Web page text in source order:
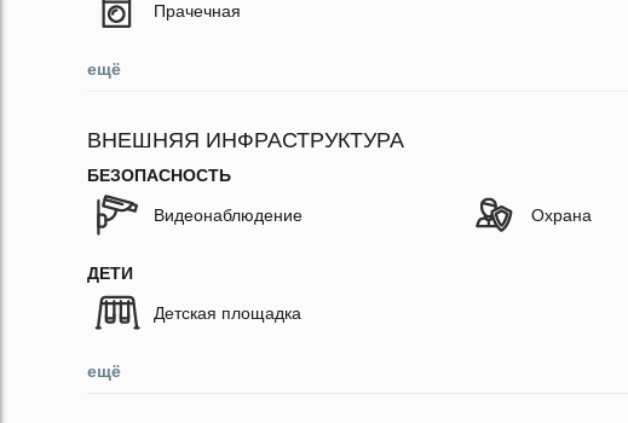
Прачечная
ещё
ВНЕШНЯЯ ИНФРАСТРУКТУРА
БЕЗОПАСНОСТЬ
Видеонаблюдение Охрана
ДЕТИ
Детская площадка
ещё